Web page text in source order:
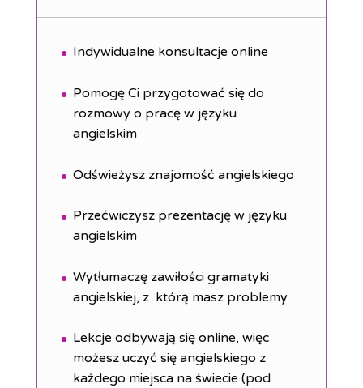
Indywidualne konsultacje online
Pomogę Ci przygotować się do
rozmowy o pracę w języku
angielskim
Odświeżysz znajomość angielskiego
Przećwiczysz prezentację w języku
angielskim
Wytłumaczę zawiłości gramatyki
angielskiej, z którą masz problemy
Lekcje odbywają się online, więc
możesz uczyć się angielskiego z
każdego miejsca na świecie (pod